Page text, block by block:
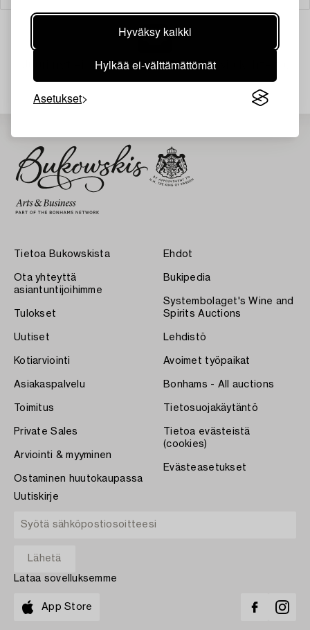
Hyväksy kaikki
Hylkää ei-välttämättömät
Asetukset
Juuri nyt ei löytynyt hakuasi vastaavia kohteita.
Tietoa Bukowskista
Ota yhteyttä
asiantuntijoihimme
Tulokset
Uutiset
Kotiarviointi
Asiakaspalvelu
Toimitus
Private Sales
Arviointi & myyminen
Ostaminen huutokaupassa
Ehdot
Bukipedia
Systembolaget's Wine and
Spirits Auctions
Lehdistö
Avoimet työpaikat
Bonhams - All auctions
Tietosuojakäytäntö
Tietoa evästeistä
(cookies)
Evästeasetukset
Uutiskirje
Lataa sovelluksemme
App Store